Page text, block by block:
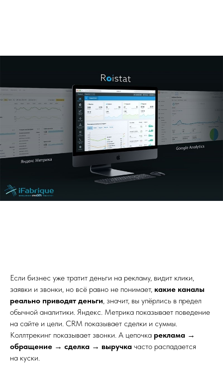
Если бизнес уже тратит деньги на рекламу, видит клики,
заявки и звонки, но всё равно не понимает, какие каналы
реально приводят деньги , значит, вы упёрлись в предел
обычной аналитики. Яндекс. Метрика показывает поведение
на сайте и цели. CRM показывает сделки и суммы.
Коллтрекинг показывает звонки. А цепочка реклама →
обращение → сделка → выручка часто распадается
на куски.